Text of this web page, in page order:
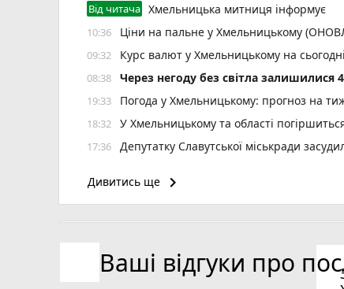
Від читача Хмельницька митниця інформує
10:36 Ціни на пальне у Хмельницькому
09:32 Курс валют у Хмельницькому на
08:38 Через негоду без світла залишилися
19:33 Погода у Хмельницькому: прогноз на
18:32 У Хмельницькому та області
17:36 Депутатку Славутської міськради
15:44
«Далі буде»: український центр
14:57 Ректора ХНУ призначили на новий
Дивитись ще keyboard_arrow_right
Ваші відгуки про